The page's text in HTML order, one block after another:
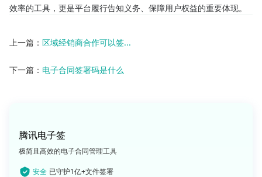
效率的工具，更是平台履行告知义务、保障用户权益的重要体现。
上一篇： 区域经销商合作可以签...
下一篇： 电子合同签署码是什么
腾讯电子签
极简且高效的电子合同管理工具
安全 已守护1亿+文件签署